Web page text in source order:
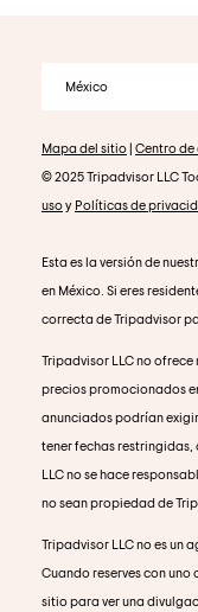
México
Mapa del sitio| Centro de
© 2025 Tripadvisor LLC
usoy Políticas de
Esta es la versión de
en México. Si eres
correcta de Tripadvisor
Tripadvisor LLC no
precios promocionados
anunciados podrían
tener fechas
LLC no se hace
no sean propiedad de
Tripadvisor LLC no es un
Cuando reserves con uno
sitio para ver una